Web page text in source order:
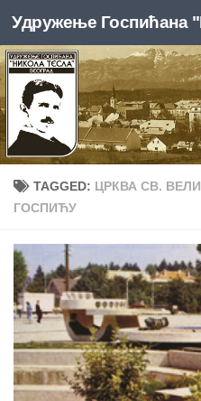
Skip to content
TAGGED: ЦРКВА СВ.
ГОСПИЋУ